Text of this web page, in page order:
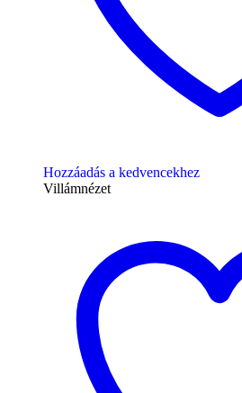
Hozzáadás a kedvencekhez
Villámnézet